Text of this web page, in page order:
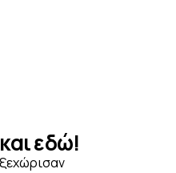
εδώ!